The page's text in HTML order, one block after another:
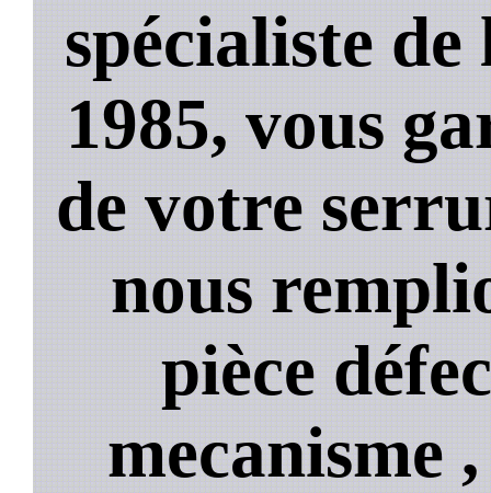
spécialiste
1985, vous
de votre
nous
pièce
mecanisme